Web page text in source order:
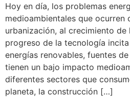
Hoy en día, los problemas
medioambientales que ocurren
urbanización, al crecimiento
progreso de la tecnología
energías renovables, fuentes
tienen un bajo impacto
diferentes sectores que
planeta, la construcción […]